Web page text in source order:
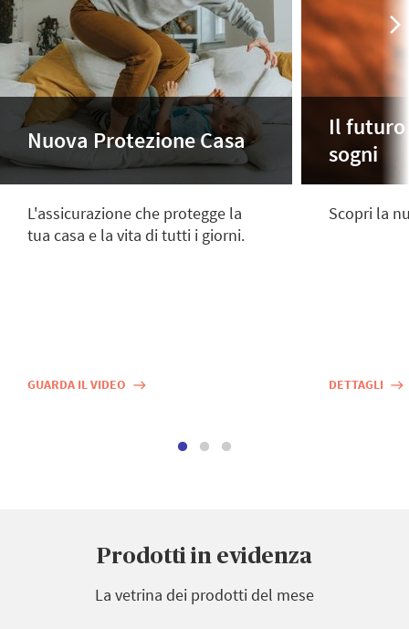
Nuova Protezione Casa
L'assicurazione che protegge la
tua casa e la vita di tutti i giorni.
GUARDA IL VIDEO east
Il
sogni
Scopri la
DETTAGLI east
Prodotti in evidenza
La vetrina dei prodotti del mese